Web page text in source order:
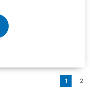
1 2